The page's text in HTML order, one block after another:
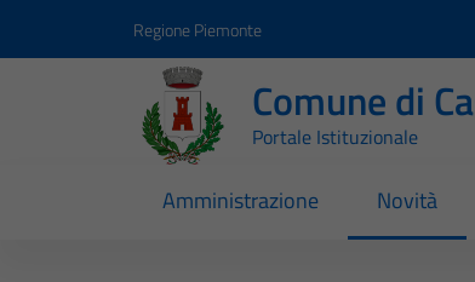
Regione Piemonte
Comune di
Portale Istituzionale
Amministrazione Novità